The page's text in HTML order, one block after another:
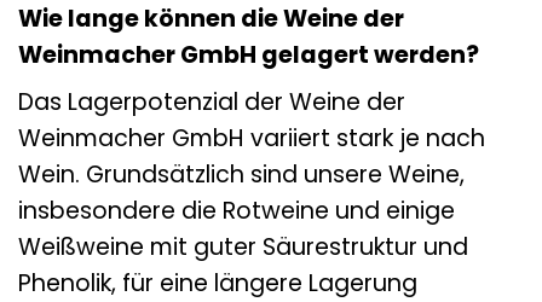
Wie lange können die Weine der
Weinmacher GmbH gelagert werden?
Das Lagerpotenzial der Weine der
Weinmacher GmbH variiert stark je nach
Wein. Grundsätzlich sind unsere Weine,
insbesondere die Rotweine und einige
Weißweine mit guter Säurestruktur und
Phenolik, für eine längere Lagerung